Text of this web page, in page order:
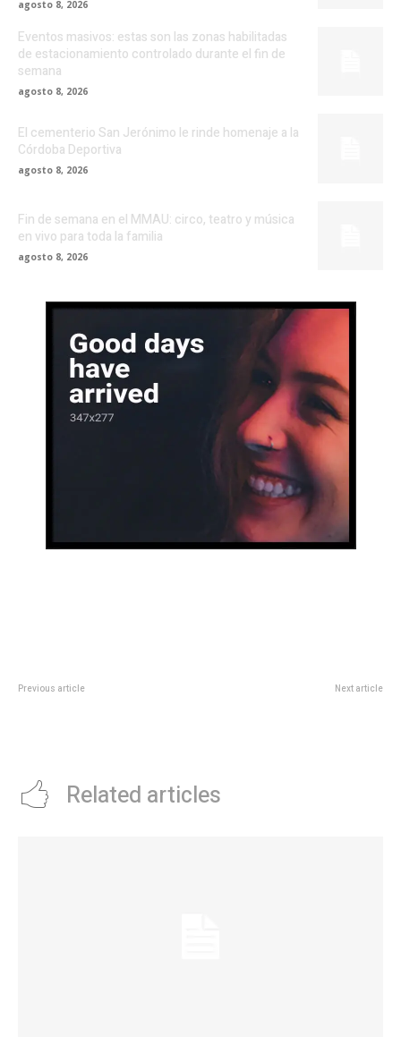
agosto 8, 2026
Eventos masivos: estas son las zonas habilitadas
de estacionamiento controlado durante el fin de
semana
agosto 8, 2026
El cementerio San Jerónimo le rinde homenaje a la
Córdoba Deportiva
agosto 8, 2026
Fin de semana en el MMAU: circo, teatro y música
en vivo para toda la familia
agosto 8, 2026
Previous article Next article
Related articles